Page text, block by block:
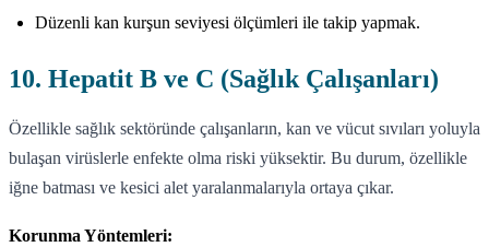
Düzenli kan kurşun seviyesi ölçümleri ile takip yapmak.
10. Hepatit B ve C (Sağlık Çalışanları)
Özellikle sağlık sektöründe çalışanların, kan ve vücut sıvıları yoluyla
bulaşan virüslerle enfekte olma riski yüksektir. Bu durum, özellikle
iğne batması ve kesici alet yaralanmalarıyla ortaya çıkar.
Korunma Yöntemleri: